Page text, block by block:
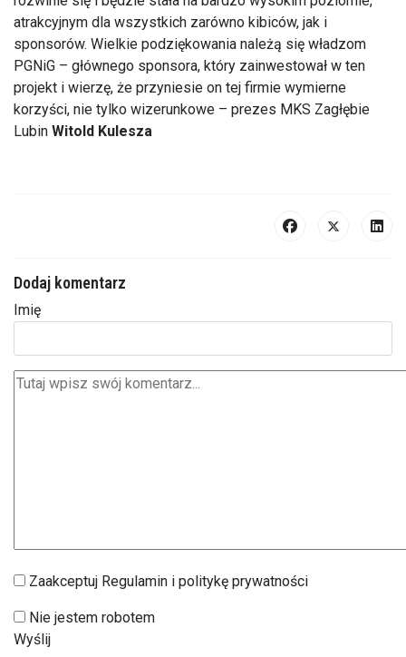
atrakcyjnym dla wszystkich zarówno kibiców, jak i
sponsorów. Wielkie podziękowania należą się władzom
PGNiG – głównego sponsora, który zainwestował w ten
projekt i wierzę, że przyniesie on tej firmie wymierne
korzyści, nie tylko wizerunkowe – prezes MKS Zagłębie
Lubin Witold Kulesza
Dodaj komentarz
Imię
Zaakceptuj Regulamin i politykę prywatności
Nie jestem robotem
Wyślij